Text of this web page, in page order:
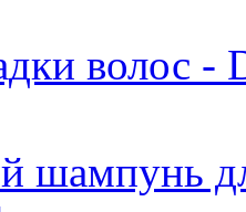
волос -
шампунь